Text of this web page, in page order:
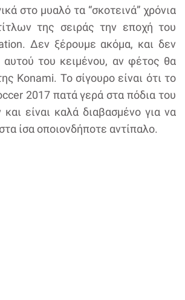
στο μυαλό τα “σκοτεινά” χρόνια
της σειράς την εποχή του
Δεν ξέρουμε ακόμα, και δεν
αυτού του κειμένου, αν φέτος θα
Konami. Το σίγουρο είναι ότι το
2017 πατά γερά στα πόδια του
είναι καλά διαβασμένο για να
ίσα οποιονδήποτε αντίπαλο.